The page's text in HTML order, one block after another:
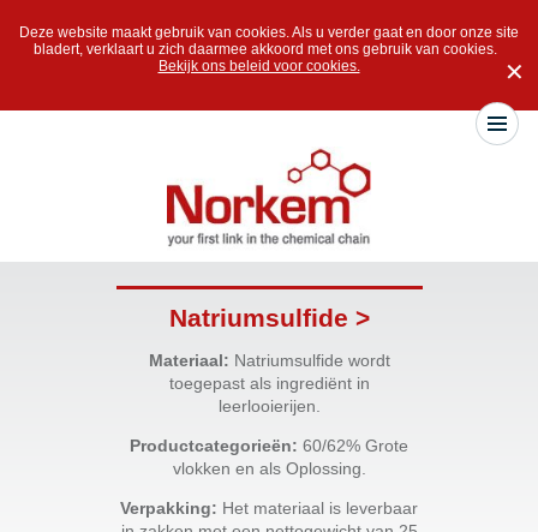
Deze website maakt gebruik van cookies. Als u verder gaat en door onze site
bladert, verklaart u zich daarmee akkoord met ons gebruik van cookies.
Bekijk ons beleid voor cookies.
✕
Natriumsulfide >
Materiaal: Natriumsulfide wordt
toegepast als ingrediënt in
leerlooierijen.
Productcategorieën: 60/62% Grote
vlokken en als Oplossing.
Verpakking: Het materiaal is leverbaar